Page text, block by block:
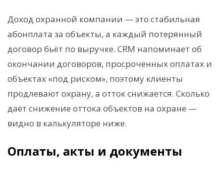
Доход охранной компании — это стабильная
абонплата за объекты, а каждый потерянный
договор бьёт по выручке. CRM напоминает об
окончании договоров, просроченных оплатах и
объектах «под риском», поэтому клиенты
продлевают охрану, а отток снижается. Сколько
даёт снижение оттока объектов на охране —
видно в калькуляторе ниже.
Оплаты, акты и документы